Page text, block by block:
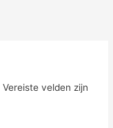
Vereiste velden zijn